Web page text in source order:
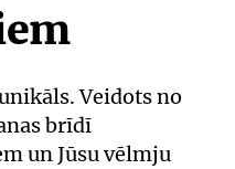
Veidots no
brīdī
un Jūsu vēlmju